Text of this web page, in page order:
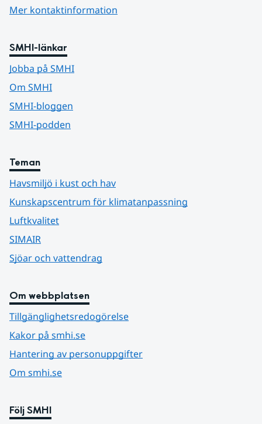
Mer kontaktinformation
SMHI-länkar
Jobba på SMHI
Om SMHI
SMHI-bloggen
SMHI-podden
Teman
Havsmiljö i kust och hav
Kunskapscentrum för klimatanpassning
Luftkvalitet
SIMAIR
Sjöar och vattendrag
Om webbplatsen
Tillgänglighetsredogörelse
Kakor på smhi.se
Hantering av personuppgifter
Om smhi.se
Följ SMHI